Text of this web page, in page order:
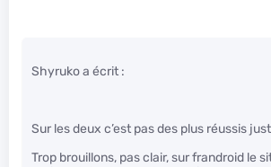
Shyruko a écrit :
Sur les deux c’est pas des plus réussis
Trop brouillons, pas clair, sur frandroid le